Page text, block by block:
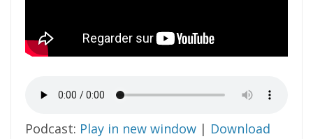
Podcast: Play in new window | Download